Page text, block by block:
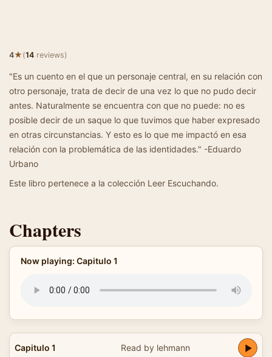
4★(14 reviews)
"Es un cuento en el que un personaje central, en su relación con
otro personaje, trata de decir de una vez lo que no pudo decir
antes. Naturalmente se encuentra con que no puede: no es
posible decir de un saque lo que tuvimos que haber expresado
en otras circunstancias. Y esto es lo que me impactó en esa
relación con la problemática de las identidades." -Eduardo
Urbano
Este libro pertenece a la colección Leer Escuchando.
Chapters
Now playing: Capitulo 1
Capitulo 1 Read by lehmann